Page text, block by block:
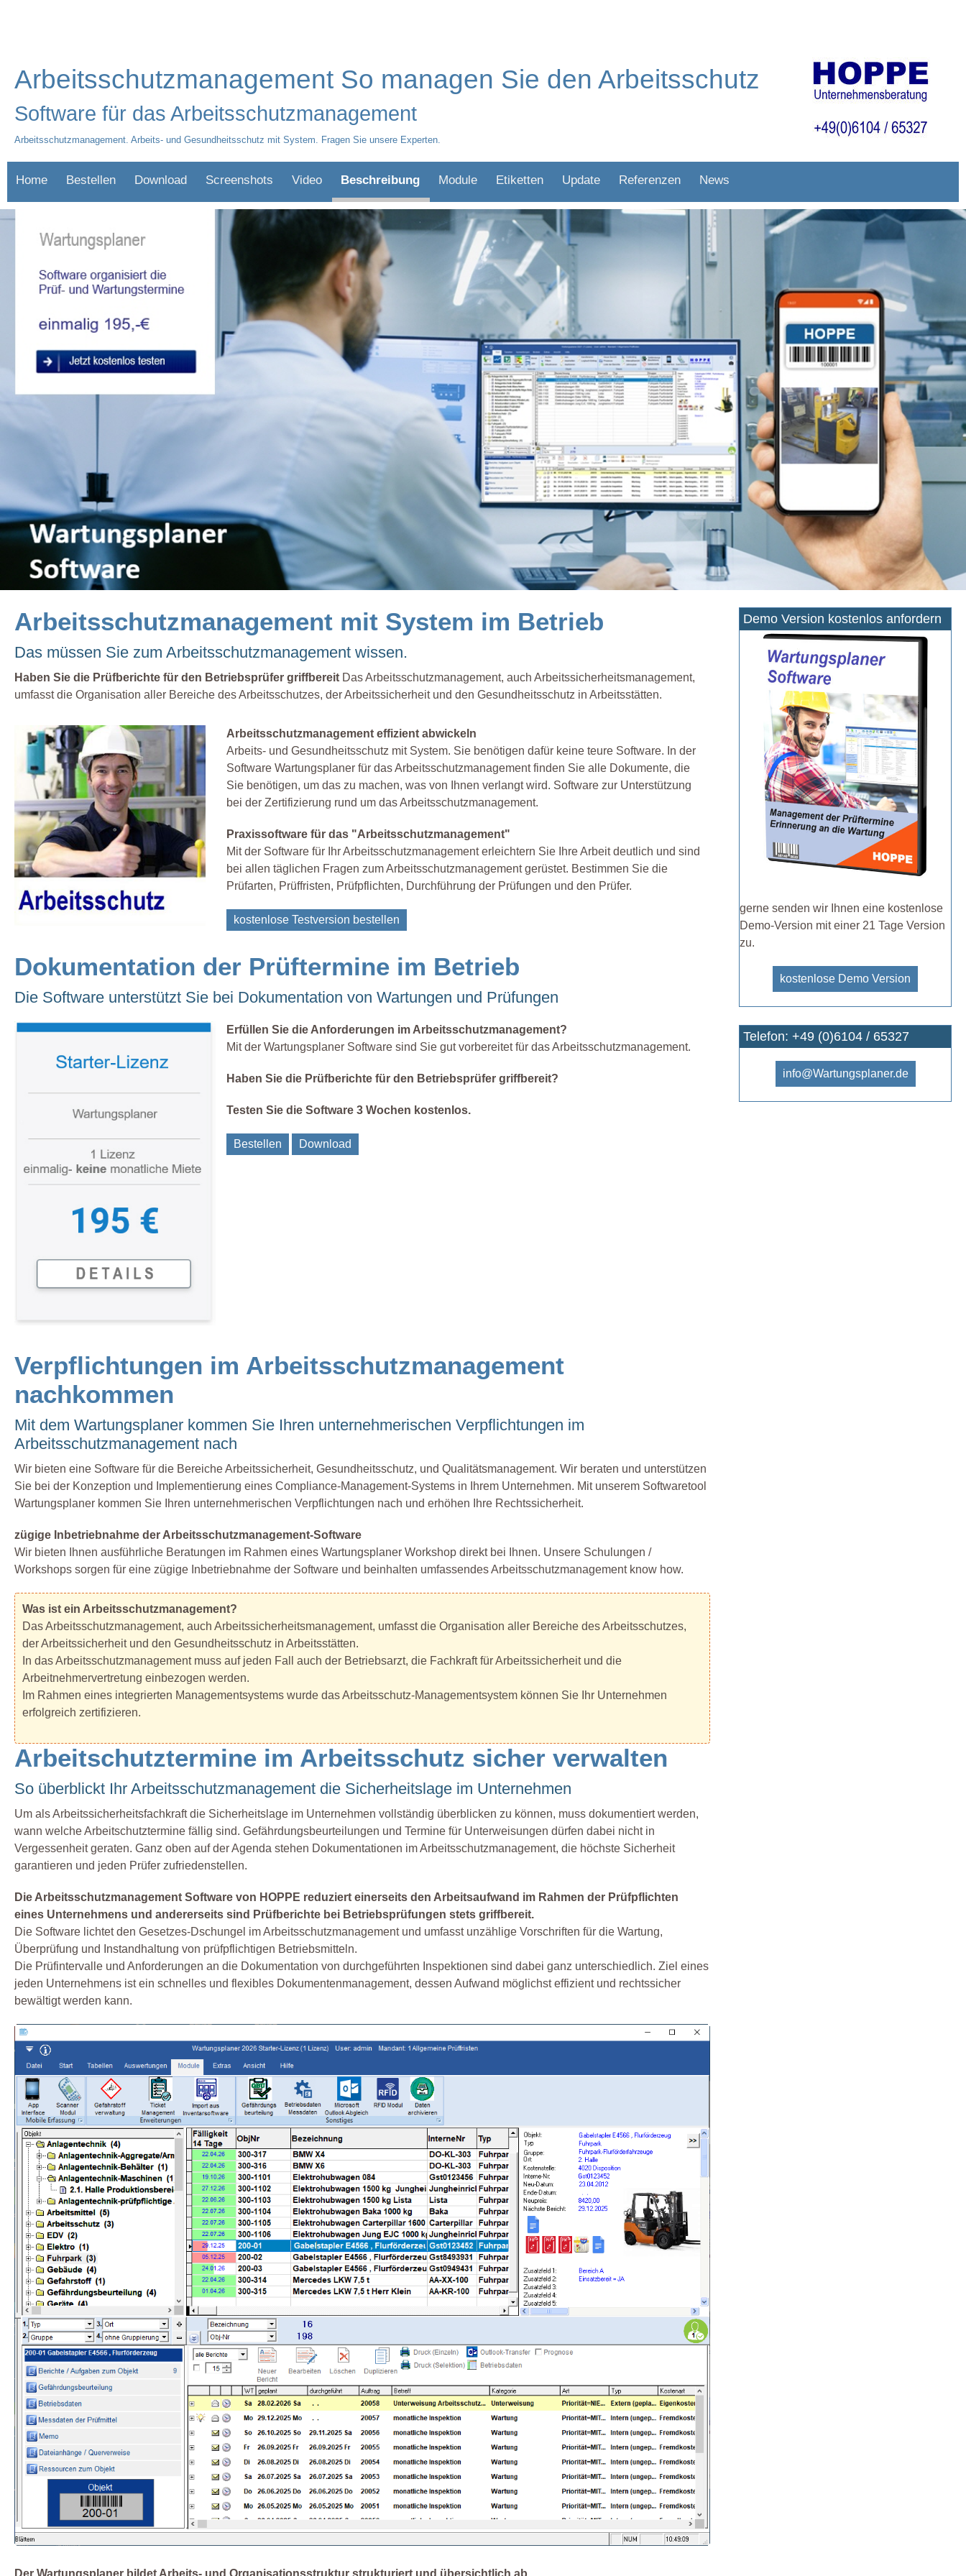
Arbeitsschutzmanagement So managen Sie den Arbeitsschutz
Software für das Arbeitsschutzmanagement
Arbeitsschutzmanagement. Arbeits- und Gesundheitsschutz mit System. Fragen Sie unsere Experten.
Home Bestellen Download Screenshots Video Beschreibung Module Etiketten Update Referenzen News
Arbeitsschutzmanagement mit System im Betrieb
Das müssen Sie zum Arbeitsschutzmanagement wissen.
Haben Sie die Prüfberichte für den Betriebsprüfer griffbereit Das Arbeitsschutzmanagement, auch Arbeitssicherheitsmanagement,
umfasst die Organisation aller Bereiche des Arbeitsschutzes, der Arbeitssicherheit und den Gesundheitsschutz in Arbeitsstätten.
Arbeitsschutzmanagement effizient abwickeln
Arbeits- und Gesundheitsschutz mit System. Sie benötigen dafür keine teure Software. In der
Software Wartungsplaner für das Arbeitsschutzmanagement finden Sie alle Dokumente, die
Sie benötigen, um das zu machen, was von Ihnen verlangt wird. Software zur Unterstützung
bei der Zertifizierung rund um das Arbeitsschutzmanagement.
Praxissoftware für das "Arbeitsschutzmanagement"
Mit der Software für Ihr Arbeitsschutzmanagement erleichtern Sie Ihre Arbeit deutlich und sind
bei allen täglichen Fragen zum Arbeitsschutzmanagement gerüstet. Bestimmen Sie die
Prüfarten, Prüffristen, Prüfpflichten, Durchführung der Prüfungen und den Prüfer.
kostenlose Testversion bestellen
Dokumentation der Prüftermine im Betrieb
Die Software unterstützt Sie bei Dokumentation von Wartungen und Prüfungen
Erfüllen Sie die Anforderungen im Arbeitsschutzmanagement?
Mit der Wartungsplaner Software sind Sie gut vorbereitet für das Arbeitsschutzmanagement.
Haben Sie die Prüfberichte für den Betriebsprüfer griffbereit?
Testen Sie die Software 3 Wochen kostenlos.
Bestellen Download
Verpflichtungen im Arbeitsschutzmanagement
nachkommen
Mit dem Wartungsplaner kommen Sie Ihren unternehmerischen Verpflichtungen im
Arbeitsschutzmanagement nach
Wir bieten eine Software für die Bereiche Arbeitssicherheit, Gesundheitsschutz, und Qualitätsmanagement. Wir beraten und unterstützen
Sie bei der Konzeption und Implementierung eines Compliance-Management-Systems in Ihrem Unternehmen. Mit unserem Softwaretool
Wartungsplaner kommen Sie Ihren unternehmerischen Verpflichtungen nach und erhöhen Ihre Rechtssicherheit.
zügige Inbetriebnahme der Arbeitsschutzmanagement-Software
Wir bieten Ihnen ausführliche Beratungen im Rahmen eines Wartungsplaner Workshop direkt bei Ihnen. Unsere Schulungen /
Workshops sorgen für eine zügige Inbetriebnahme der Software und beinhalten umfassendes Arbeitsschutzmanagement know how.
Was ist ein Arbeitsschutzmanagement?
Das Arbeitsschutzmanagement, auch Arbeitssicherheitsmanagement, umfasst die Organisation aller Bereiche des Arbeitsschutzes,
der Arbeitssicherheit und den Gesundheitsschutz in Arbeitsstätten.
In das Arbeitsschutzmanagement muss auf jeden Fall auch der Betriebsarzt, die Fachkraft für Arbeitssicherheit und die
Arbeitnehmervertretung einbezogen werden.
Im Rahmen eines integrierten Managementsystems wurde das Arbeitsschutz-Managementsystem können Sie Ihr Unternehmen
erfolgreich zertifizieren.
Arbeitschutztermine im Arbeitsschutz sicher verwalten
So überblickt Ihr Arbeitsschutzmanagement die Sicherheitslage im Unternehmen
Um als Arbeitssicherheitsfachkraft die Sicherheitslage im Unternehmen vollständig überblicken zu können, muss dokumentiert werden,
wann welche Arbeitschutztermine fällig sind. Gefährdungsbeurteilungen und Termine für Unterweisungen dürfen dabei nicht in
Vergessenheit geraten. Ganz oben auf der Agenda stehen Dokumentationen im Arbeitsschutzmanagement, die höchste Sicherheit
garantieren und jeden Prüfer zufriedenstellen.
Die Arbeitsschutzmanagement Software von HOPPE reduziert einerseits den Arbeitsaufwand im Rahmen der Prüfpflichten
eines Unternehmens und andererseits sind Prüfberichte bei Betriebsprüfungen stets griffbereit.
Die Software lichtet den Gesetzes-Dschungel im Arbeitsschutzmanagement und umfasst unzählige Vorschriften für die Wartung,
Überprüfung und Instandhaltung von prüfpflichtigen Betriebsmitteln.
Die Prüfintervalle und Anforderungen an die Dokumentation von durchgeführten Inspektionen sind dabei ganz unterschiedlich. Ziel eines
jeden Unternehmens ist ein schnelles und flexibles Dokumentenmanagement, dessen Aufwand möglichst effizient und rechtssicher
bewältigt werden kann.
Demo Version kostenlos anfordern
gerne senden wir Ihnen eine kostenlose
Demo-Version mit einer 21 Tage Version
zu.
kostenlose Demo Version
Telefon: +49 (0)6104 / 65327
info@Wartungsplaner.de